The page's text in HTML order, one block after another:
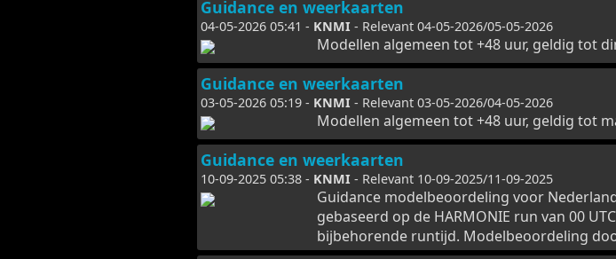
Guidance en weerkaarten
04-05-2026 05:41 - KNMI - Relevant 04-05-2026/05-05-2026
Modellen algemeen tot +48 uur, geldig tot
Guidance en weerkaarten
03-05-2026 05:19 - KNMI - Relevant 03-05-2026/04-05-2026
Modellen algemeen tot +48 uur, geldig tot
Guidance en weerkaarten
10-09-2025 05:38 - KNMI - Relevant 10-09-2025/11-09-2025
Guidance modelbeoordeling voor
gebaseerd op de HARMONIE run van 00
bijbehorende runtijd. Modelbeoordeling